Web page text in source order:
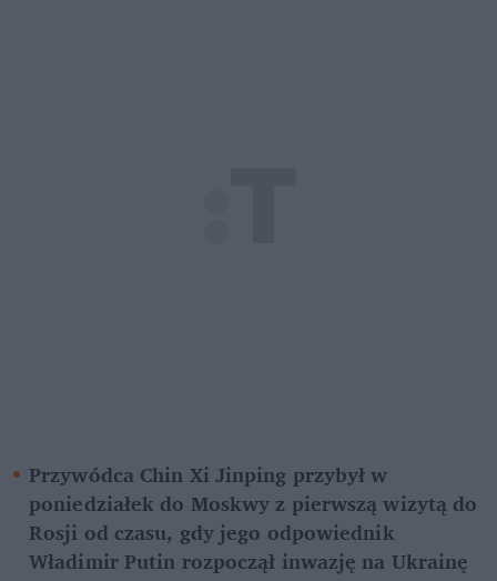
Przywódca Chin Xi Jinping przybył w
poniedziałek do Moskwy z pierwszą wizytą do
Rosji od czasu, gdy jego odpowiednik
Władimir Putin rozpoczął inwazję na Ukrainę